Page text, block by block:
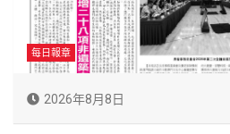
每日報章
2026年8月8日